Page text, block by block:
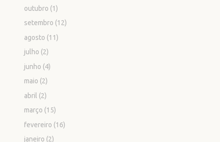
outubro (1)
setembro (12)
agosto (11)
julho (2)
junho (4)
maio (2)
abril (2)
março (15)
fevereiro (16)
janeiro (2)